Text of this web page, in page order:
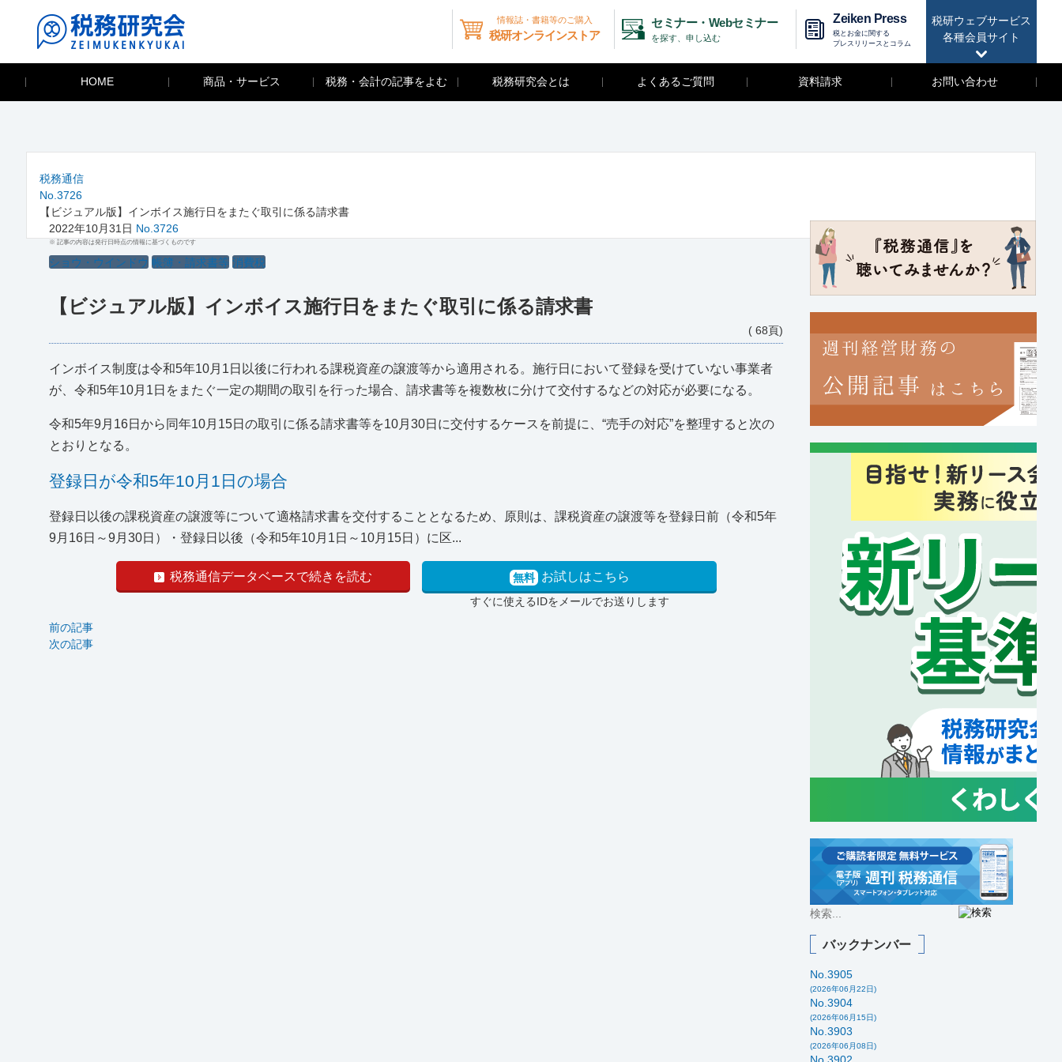
税研ウェブサービス
各種会員サイト
情報誌・書籍等のご購入
税研オンラインストア
セミナー・Webセミナー
を探す、申し込む
Zeiken Press
税とお金に関する
プレスリリースとコラム
HOME 商品・サービス 税務・会計の記事をよむ 税務研究会とは よくあるご質問 資料請求 お問い合わせ
税務通信
No.3726
【ビジュアル版】インボイス施行日をまたぐ取引に係る請求書
2022年10月31日 No.3726
※ 記事の内容は発行日時点の情報に基づくものです
ショウ・ウインドウ 帳簿・請求書等 消費税
【ビジュアル版】インボイス施行日をまたぐ取引に係る請求書
( 68頁)
インボイス制度は令和5年10月1日以後に行われる課税資産の譲渡等から適用される。施行日において登録を受けていない事業者
が、令和5年10月1日をまたぐ一定の期間の取引を行った場合、請求書等を複数枚に分けて交付するなどの対応が必要になる。
令和5年9月16日から同年10月15日の取引に係る請求書等を10月30日に交付するケースを前提に、“売手の対応”を整理すると次の
とおりとなる。
登録日が令和5年10月1日の場合
登録日以後の課税資産の譲渡等について適格請求書を交付することとなるため、原則は、課税資産の譲渡等を登録日前（令和5年
9月16日～9月30日）・登録日以後（令和5年10月1日～10月15日）に区...
税務通信データベースで続きを読む 無料 お試しはこちら
すぐに使えるIDをメールでお送りします
前の記事
次の記事
バックナンバー
No.3905
(2026年06月22日)
No.3904
(2026年06月15日)
No.3903
(2026年06月08日)